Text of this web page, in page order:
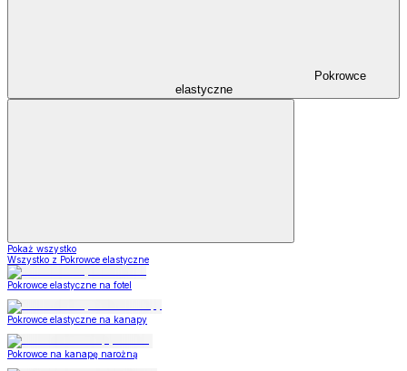
Pokrowce
elastyczne
Pokaż wszystko
Wszystko z Pokrowce elastyczne
Pokrowce elastyczne na fotel
Pokrowce elastyczne na kanapy
Pokrowce na kanapę narożną